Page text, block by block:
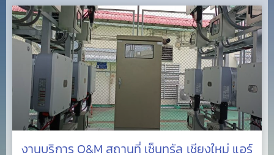
งานบริการ O&M สถานที่ เซ็นทรัล เชียงใหม่ แอร์